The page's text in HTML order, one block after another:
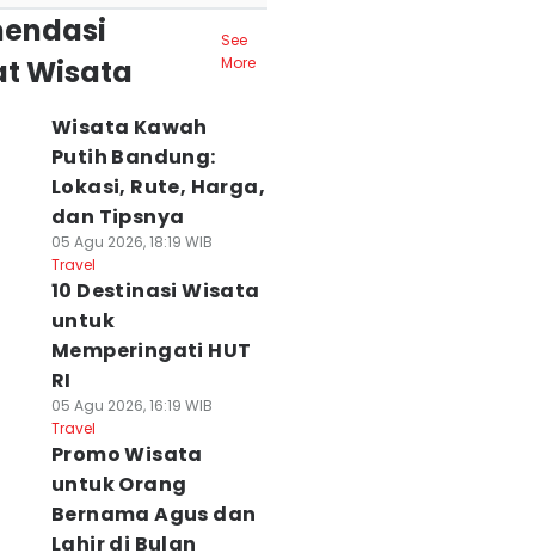
Wisata
See
More
Wisata Kawah
Putih Bandung:
Lokasi, Rute, Harga,
dan Tipsnya
05 Agu 2026, 18:19 WIB
Travel
10 Destinasi Wisata
untuk
Memperingati HUT
RI
05 Agu 2026, 16:19 WIB
Travel
Promo Wisata
untuk Orang
Bernama Agus dan
Lahir di Bulan